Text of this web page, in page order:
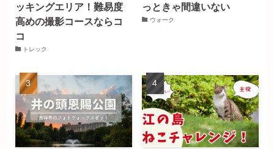
ッキングエリア！難易度
高めの撮影コースならコ
コ
トレック
っときゃ間違いない
ウォーク